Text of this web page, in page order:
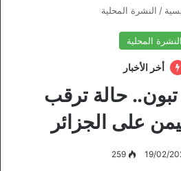
/ النشرة المحلية
النشرة المحلية
أخر الأخبار
حالة ترقب
على الجزائر
19/02/
259